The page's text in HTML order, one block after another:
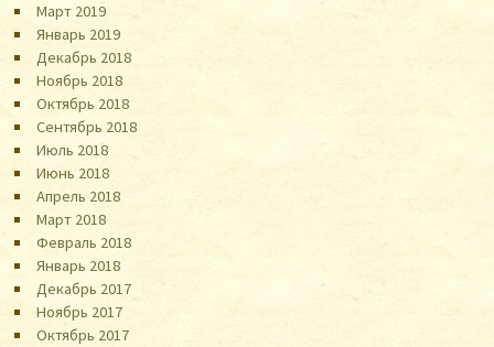
Март 2019
Январь 2019
Декабрь 2018
Ноябрь 2018
Октябрь 2018
Сентябрь 2018
Июль 2018
Июнь 2018
Апрель 2018
Март 2018
Февраль 2018
Январь 2018
Декабрь 2017
Ноябрь 2017
Октябрь 2017